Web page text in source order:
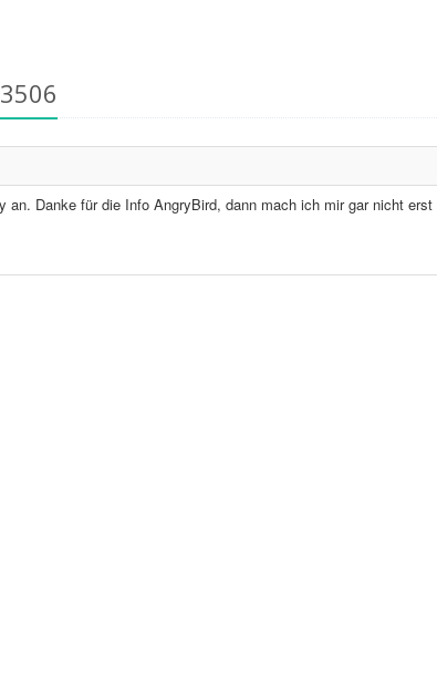
an. Danke für die Info AngryBird, dann mach ich mir gar nicht erst